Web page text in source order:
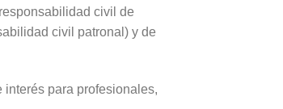
civil de
civil patronal) y de
para profesionales,